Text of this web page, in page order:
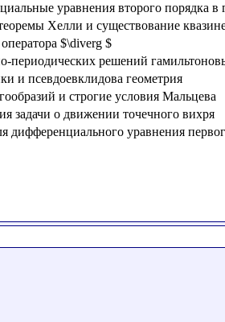
уравнения второго порядка в
Хелли и существование
$\diverg $
периодических решений
и псевдоевклидова геометрия
и строгие условия Мальцева
задачи о движении точечного вихря
дифференциального уравнения